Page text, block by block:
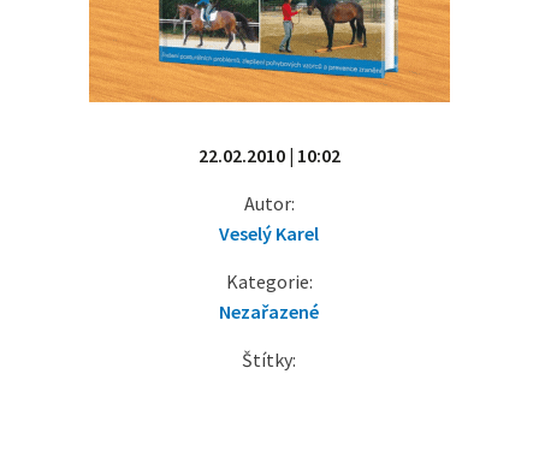
22.02.2010 | 10:02
Autor:
Veselý Karel
Kategorie:
Nezařazené
Štítky: